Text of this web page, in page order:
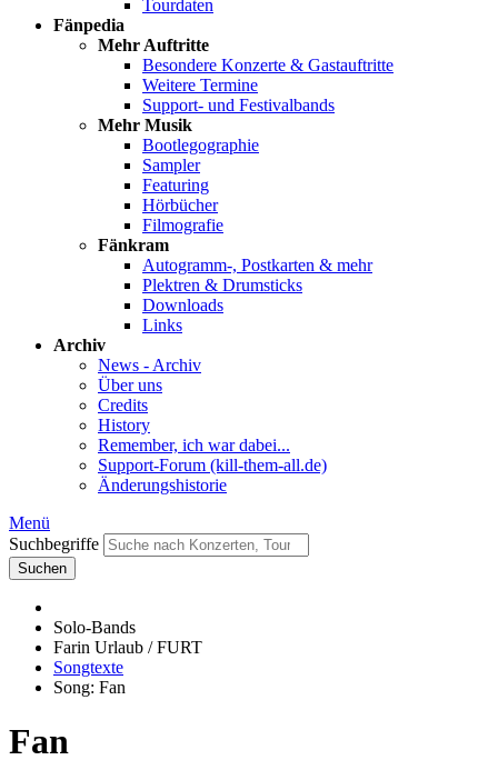
Tourdaten
Fänpedia
Mehr Auftritte
Besondere Konzerte & Gastauftritte
Weitere Termine
Support- und Festivalbands
Mehr Musik
Bootlegographie
Sampler
Featuring
Hörbücher
Filmografie
Fänkram
Autogramm-, Postkarten & mehr
Plektren & Drumsticks
Downloads
Links
Archiv
News - Archiv
Über uns
Credits
History
Remember, ich war dabei...
Support-Forum (kill-them-all.de)
Änderungshistorie
Menü
Suchbegriffe
Suchen
Solo-Bands
Farin Urlaub / FURT
Songtexte
Song: Fan
Fan